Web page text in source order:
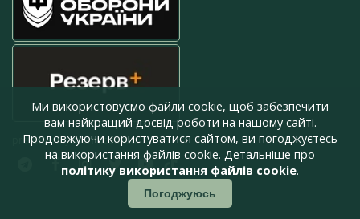
press@armyinform.com.ua
Ми використовуємо файли cookie, щоб забезпечити
вам найкращий досвід роботи на нашому сайті.
Продовжуючи користуватися сайтом, ви погоджуєтесь
на використання файлів cookie. Детальніше про
політику використання файлів cookie.
Погоджуюсь